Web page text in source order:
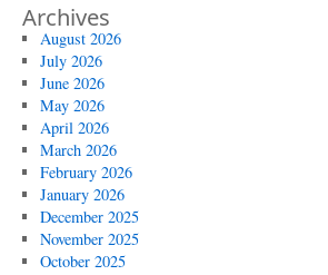
Archives
August 2026
July 2026
June 2026
May 2026
April 2026
March 2026
February 2026
January 2026
December 2025
November 2025
October 2025